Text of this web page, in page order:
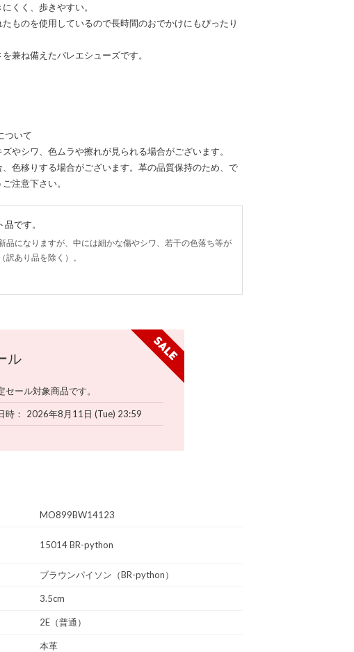
くく、歩きやすい。
ものを使用しているので長時間のおでかけにもぴったり
兼ね備えたバレエシューズです。
ついて
やシワ、色ムラや擦れが見られる場合がございます。
色移りする場合がございます。革の品質保持のため、で
注意下さい。
です。
品になりますが、中には細かな傷やシワ、若干の色落ち等が
訳あり品を除く）。
ル
セール対象商品です。
時 2026年8月11日 (Tue) 23:59
MO899BW14123
15014 BR-python
ブラウンパイソン（BR-python）
3.5cm
2E（普通）
本革